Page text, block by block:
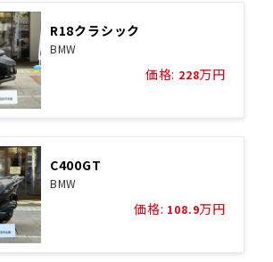
R18クラシック
BMW
価格: 228万円
C400GT
BMW
価格: 108.9万円